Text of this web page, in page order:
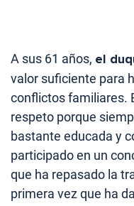
A sus 61 años, el
valor suficiente para
conflictos familiares.
respeto porque
bastante educada y
participado en un
que ha repasado la
primera vez que ha